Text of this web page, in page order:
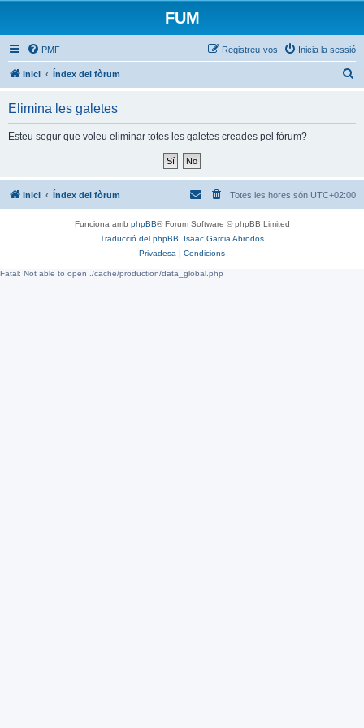
FUM
PMF Inicia la sessió
Registreu-vos
Inici Índex del fòrum
Elimina les galetes
Esteu segur que voleu eliminar totes les galetes creades pel fòrum?
Inici Índex del fòrum Totes les hores són UTC+02:00
Funciona amb phpBB® Forum Software © phpBB Limited
Traducció del phpBB: Isaac Garcia Abrodos
Privadesa | Condicions
Fatal: Not able to open ./cache/production/data_global.php